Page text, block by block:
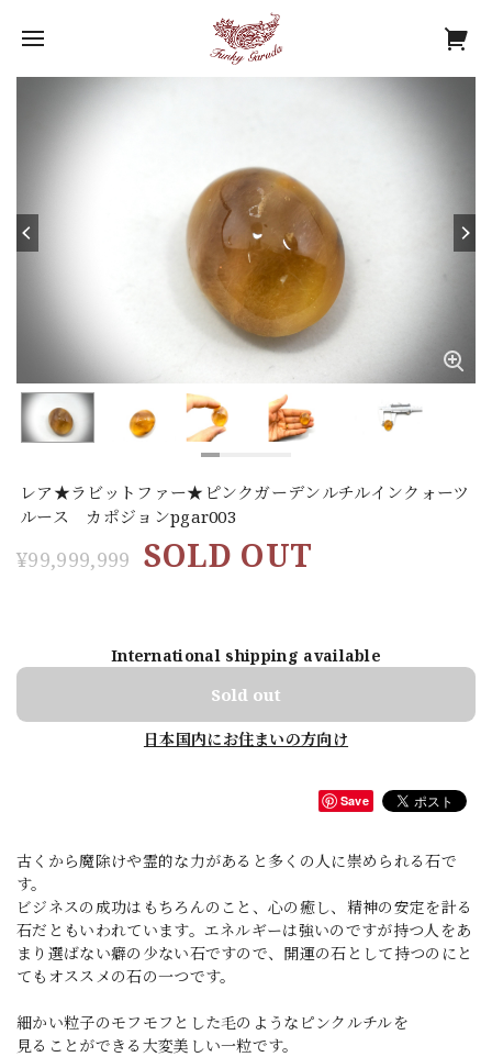
レア★ラビットファー★ピンクガーデンルチルインクォーツ
ルース カポジョンpgar003
¥99,999,999 SOLD OUT
International shipping available
Sold out
日本国内にお住まいの方向け
Save
古くから魔除けや霊的な力があると多くの人に崇められる石で
す。
ビジネスの成功はもちろんのこと、心の癒し、精神の安定を計る
石だともいわれています。エネルギーは強いのですが持つ人をあ
まり選ばない癖の少ない石ですので、開運の石として持つのにと
てもオススメの石の一つです。
細かい粒子のモフモフとした毛のようなピンクルチルを
見ることができる大変美しい一粒です。